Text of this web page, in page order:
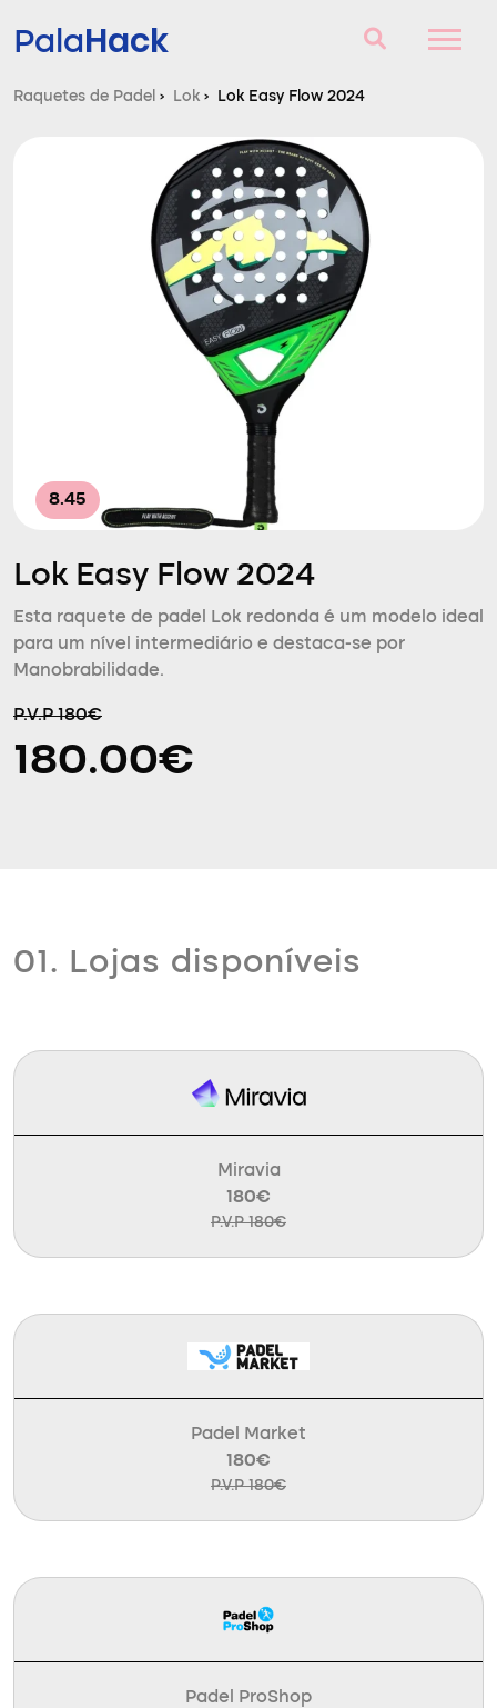
PalaHack
Raquetes de Padel
Perguntas e respostas
Comparador
Raquetes de Padel › Lok › Lok Easy Flow 2024
8.45
Lok Easy Flow 2024
Esta raquete de padel Lok redonda é um modelo ideal
para um nível intermediário e destaca-se por
Manobrabilidade.
P.V.P 180€
180.00€
01. Lojas disponíveis
Miravia
180€
P.V.P 180€
Padel Market
180€
P.V.P 180€
Padel ProShop